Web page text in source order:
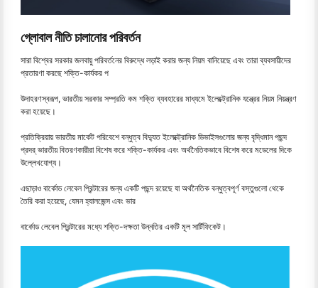
গ্লোবাল নীতি চালানোর পরিবর্তন
সারা বিশ্বের সরকার জলবায়ু পরিবর্তনের বিরুদ্ধে লড়াই করার জন্য নিয়ম বানিয়েছে এবং তারা ব্যবসায়ীদের
প্রতারণা করছে শক্তি-কার্যকর প
উদাহরণস্বরূপ, ভারতীয় সরকার সম্প্রতি কম শক্তি ব্যবহারের মাধ্যমে ইলেক্ট্রোনিক যন্ত্রের নিয়ম নিয়ন্ত্রণ
করা হয়েছে।
প্রতিক্রিয়ায় ভারতীয় মার্কেট পরিবেশে বন্ধুত্ব বিদ্যুত ইলেক্ট্রোনিক ডিভাইসগুলোর জন্য বৃদ্ধিমান পছন্দ
প্রদর্ ভারতীয় বিতরণকারীরা বিশেষ করে শক্তি-কার্যকর এবং অর্থনৈতিকভাবে বিশেষ করে মডেলের দিকে
উল্লেখযোগ্য।
এছাড়াও বার্কোড লেবেল প্রিন্টারের জন্য একটি পছন্দ রয়েছে যা অর্থনৈতিক বন্ধুত্বপূর্ণ বস্তুগুলো থেকে
তৈরি করা হয়েছে, যেমন হ্যালজেন্স এবং ভার
বার্কোড লেবেল প্রিন্টারের মধ্যে শক্তি-দক্ষতা উন্নতির একটি মূল সার্টিফিকেট।